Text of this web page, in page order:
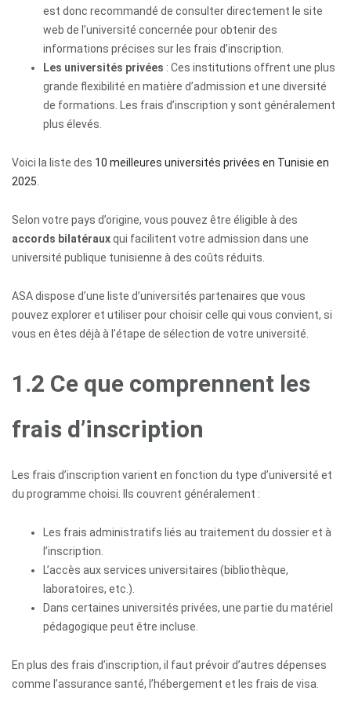
Accueil
propos
Étudier
est donc recommandé de consulter directement le site
web de l’université concernée pour obtenir des
informations précises sur les frais d’inscription.
Les universités privées : Ces institutions offrent une plus
grande flexibilité en matière d’admission et une diversité
de formations. Les frais d’inscription y sont généralement
plus élevés.
Voici la liste des 10 meilleures universités privées en Tunisie en
2025
Selon votre pays d’origine, vous pouvez être éligible à des
accords bilatérauxqui facilitent votre admission dans une
université publique tunisienne à des coûts réduits.
ASA dispose d’une liste d’universités partenaires que vous
pouvez explorer et utiliser pour choisir celle qui vous convient, si
vous en êtes déjà à l’étape de sélection de votre université.
1.2 Ce que comprennent les
frais d’inscription
Les frais d’inscription varient en fonction du type d’université et
du programme choisi. Ils couvrent généralement :
Les frais administratifs liés au traitement du dossier et à
l’inscription.
L’accès aux services universitaires (bibliothèque,
laboratoires, etc.).
Dans certaines universités privées, une partie du matériel
pédagogique peut être incluse.
En plus des frais d’inscription, il faut prévoir d’autres dépenses
comme l’assurance santé, l’hébergement et les frais de visa.